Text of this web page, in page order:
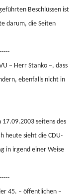
Beschlüssen ist
darum, die Seiten
– Herr Stanko –, dass
ebenfalls nicht in
seitens des
heute sieht die CDU-
in irgend einer Weise
45. – öffentlichen –